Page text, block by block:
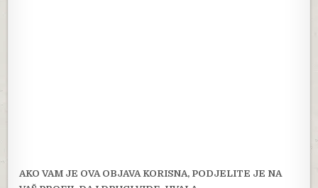
AKO VAM JE OVA OBJAVA KORISNA, PODJELITE JE NA